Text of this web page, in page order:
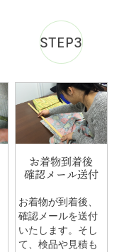
STEP3
お着物到着後
確認メール送付
お着物が到着後、
確認メールを送付
いたします。そし
て、検品や見積も